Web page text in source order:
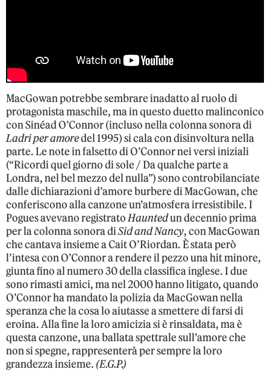
MacGowan potrebbe sembrare inadatto al ruolo di
protagonista maschile, ma in questo duetto malinconico
con Sinéad O’Connor (incluso nella colonna sonora di
Ladri per amoredel 1995) si cala con disinvoltura nella
parte. Le note in falsetto di O’Connor nei versi iniziali
(“Ricordi quel giorno di sole / Da qualche parte a
Londra, nel bel mezzo del nulla”) sono controbilanciate
dalle dichiarazioni d’amore burbere di MacGowan, che
conferiscono alla canzone un’atmosfera irresistibile. I
Pogues avevano registratoHauntedun decennio prima
per la colonna sonora diSid and Nancy, con MacGowan
che cantava insieme a Cait O’Riordan. È stata però
l’intesa con O’Connor a rendere il pezzo una hit minore,
giunta fino al numero 30 della classifica inglese. I due
sono rimasti amici, ma nel 2000 hanno litigato, quando
O’Connor ha mandato la polizia da MacGowan nella
speranza che la cosa lo aiutasse a smettere di farsi di
eroina. Alla fine la loro amicizia si è rinsaldata, ma è
questa canzone, una ballata spettrale sull’amore che
non si spegne, rappresenterà per sempre la loro
grandezza insieme.(E.G.P.)